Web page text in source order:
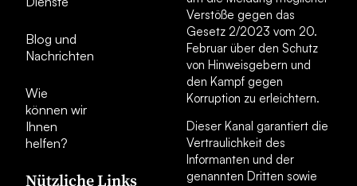
Blog und
Nachrichten
Wie
können wir
Ihnen
helfen?
Nützliche Links
Verstöße gegen das
Gesetz 2/2023 vom 20.
Februar über den Schutz
von Hinweisgebern und
den Kampf gegen
Korruption zu erleichtern.
Dieser Kanal garantiert die
Vertraulichkeit des
Informanten und der
genannten Dritten sowie